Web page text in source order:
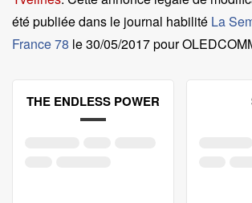
été publiée dans le journal habilité La
France 78 le30/05/2017 pour
THE ENDLESS POWER